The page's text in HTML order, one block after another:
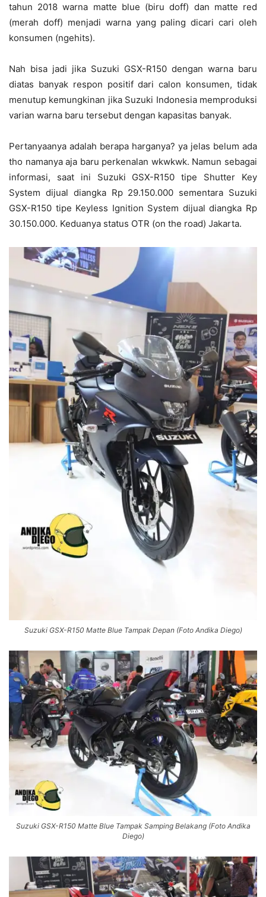
tahun 2018 warna matte blue (biru doff) dan matte red
(merah doff) menjadi warna yang paling dicari cari oleh
konsumen (ngehits).
Nah bisa jadi jika Suzuki GSX-R150 dengan warna baru
diatas banyak respon positif dari calon konsumen, tidak
menutup kemungkinan jika Suzuki Indonesia memproduksi
varian warna baru tersebut dengan kapasitas banyak.
Pertanyaanya adalah berapa harganya? ya jelas belum ada
tho namanya aja baru perkenalan wkwkwk. Namun sebagai
informasi, saat ini Suzuki GSX-R150 tipe Shutter Key
System dijual diangka Rp 29.150.000 sementara Suzuki
GSX-R150 tipe Keyless Ignition System dijual diangka Rp
30.150.000. Keduanya status OTR (on the road) Jakarta.
Suzuki GSX-R150 Matte Blue Tampak Depan (Foto Andika Diego)
Suzuki GSX-R150 Matte Blue Tampak Samping Belakang (Foto Andika
Diego)